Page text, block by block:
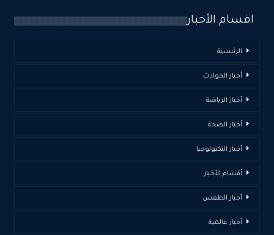
اقسام الأخبار
الرئيسية
أخبار الحوادث
أخبار الرياضة
أخبار الصحة
أخبار التكنولوجيا
أقسام الأخبار
أخبار الطقس
أخبار عالمية